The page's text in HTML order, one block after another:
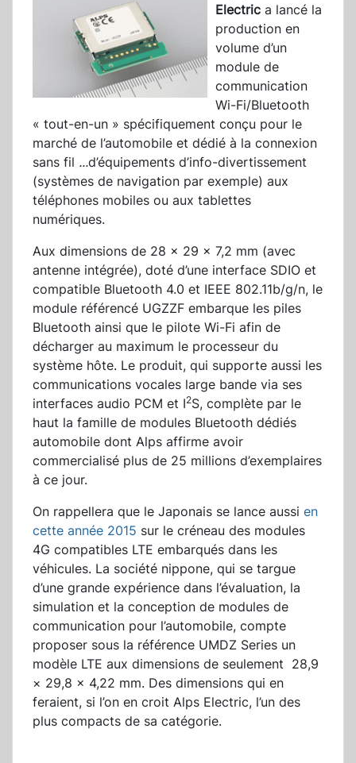
Electric a lancé la
production en
volume d’un
module de
communication
Wi-Fi/Bluetooth
« tout-en-un » spécifiquement conçu pour le
marché de l’automobile et dédié à la connexion
sans fil ...d’équipements d’info-divertissement
(systèmes de navigation par exemple) aux
téléphones mobiles ou aux tablettes
numériques.
Aux dimensions de 28 x 29 × 7,2 mm (avec
antenne intégrée), doté d’une interface SDIO et
compatible Bluetooth 4.0 et IEEE 802.11b/g/n, le
module référencé UGZZF embarque les piles
Bluetooth ainsi que le pilote Wi-Fi afin de
décharger au maximum le processeur du
système hôte. Le produit, qui supporte aussi les
communications vocales large bande via ses
interfaces audio PCM et I2S, complète par le
haut la famille de modules Bluetooth dédiés
automobile dont Alps affirme avoir
commercialisé plus de 25 millions d’exemplaires
à ce jour.
On rappellera que le Japonais se lance aussi en
cette année 2015 sur le créneau des modules
4G compatibles LTE embarqués dans les
véhicules. La société nippone, qui se targue
d’une grande expérience dans l’évaluation, la
simulation et la conception de modules de
communication pour l’automobile, compte
proposer sous la référence UMDZ Series un
modèle LTE aux dimensions de seulement 28,9
× 29,8 × 4,22 mm. Des dimensions qui en
feraient, si l’on en croit Alps Electric, l’un des
plus compacts de sa catégorie.